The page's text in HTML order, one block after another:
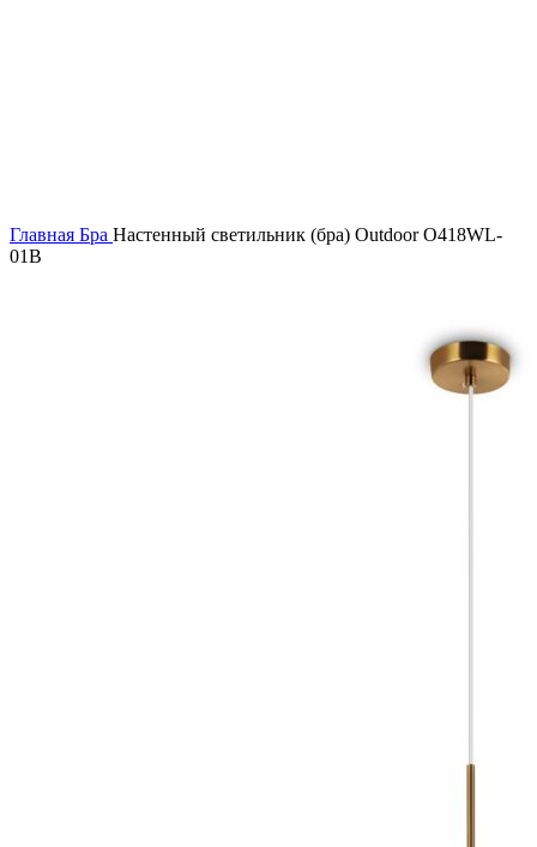
Главная Бра Настенный светильник (бра) Outdoor O418WL-
01B